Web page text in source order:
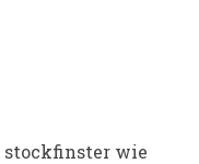
stockfinster wie